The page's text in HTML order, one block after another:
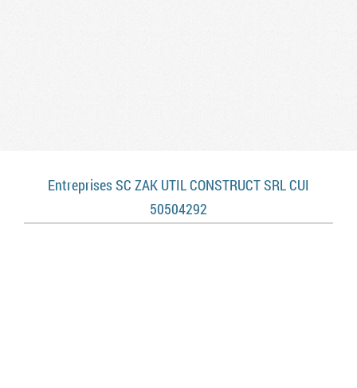
Entreprises SC ZAK UTIL CONSTRUCT SRL CUI
50504292